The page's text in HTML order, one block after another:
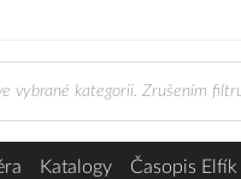
Katalogy Časopis Elfík